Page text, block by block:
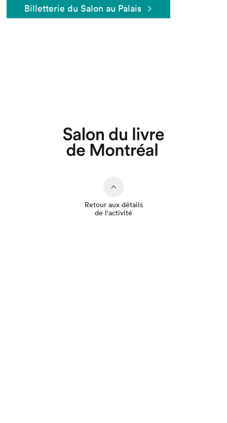
Billetterie du Salon au Palais
Retour aux détails
de l'activité